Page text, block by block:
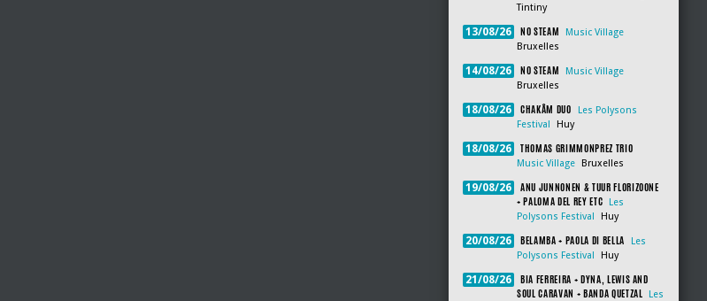
Tintiny
13/08/26 NO STEAM
Music Village
Bruxelles
14/08/26 NO STEAM
Music Village
Bruxelles
18/08/26 CHAKÂM DUO
Les Polysons
Festival
Huy
18/08/26 THOMAS GRIMMONPREZ TRIO
Music Village Bruxelles
19/08/26
ANU JUNNONEN & TUUR FLORIZOONE
+ PALOMA DEL REY ETC
Les
Polysons Festival
Huy
20/08/26 BELAMBA + PAOLA DI BELLA
Les
Polysons Festival
Huy
21/08/26
BIA FERREIRA + DYNA, LEWIS AND
SOUL CARAVAN + BANDA QUETZAL
Les